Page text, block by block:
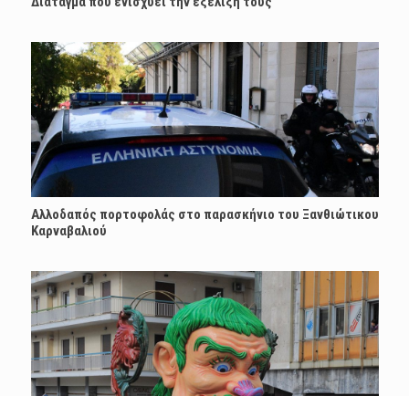
Αλλοδαπός πορτοφολάς στο παρασκήνιο του Ξανθιώτικου
Καρναβαλιού